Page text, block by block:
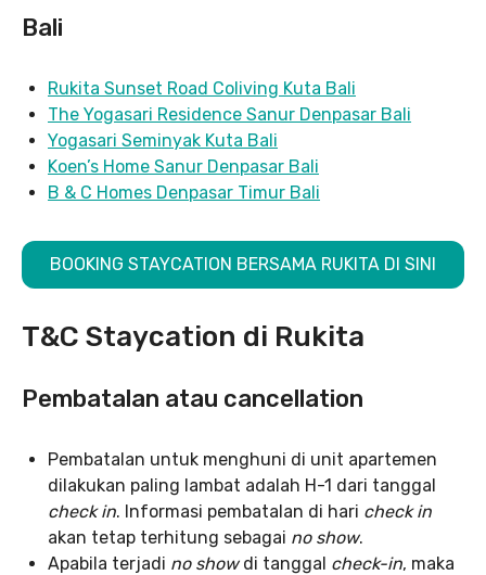
Bali
Rukita Sunset Road Coliving Kuta Bali
The Yogasari Residence Sanur Denpasar Bali
Yogasari Seminyak Kuta Bali
Koen’s Home Sanur Denpasar Bali
B & C Homes Denpasar Timur Bali
BOOKING STAYCATION BERSAMA RUKITA DI SINI
T&C Staycation di Rukita
Pembatalan atau cancellation
Pembatalan untuk menghuni di unit apartemen
dilakukan paling lambat adalah H-1 dari tanggal
check in. Informasi pembatalan di hari check in
akan tetap terhitung sebagai no show.
Apabila terjadi no showdi tanggal check-in, maka